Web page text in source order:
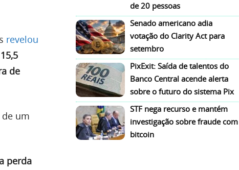
revelou
de
um
perda
de 20 pessoas
Senado americano adia
votação do Clarity Act para
setembro
PixExit: Saída de talentos do
Banco Central acende alerta
sobre o futuro do sistema Pix
STF nega recurso e mantém
investigação sobre fraude com
bitcoin